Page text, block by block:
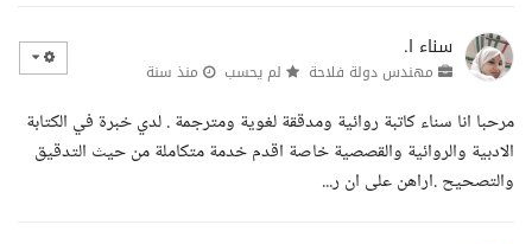
سناء ا.
مهندس دولة فلاحة لم يحسب منذ سنة
مرحبا انا سناء كاتبة روائية ومدققة لغوية ومترجمة . لدي خبرة في الكتابة
الادبية والروائية والقصصية خاصة اقدم خدمة متكاملة من حيث التدقيق
والتصحيح .اراهن على ان ر...